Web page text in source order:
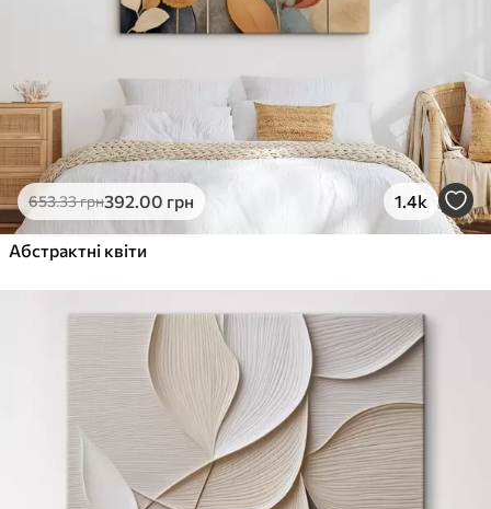
653.33грн392.00 грн 1.4k
Абстрактні квіти